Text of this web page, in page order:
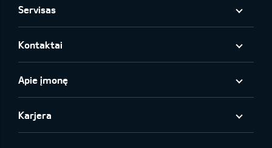
Servisas
Kontaktai
Apie įmonę
Karjera